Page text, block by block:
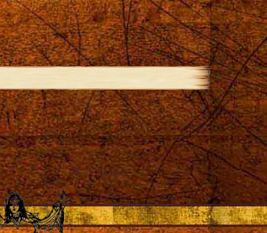
Close